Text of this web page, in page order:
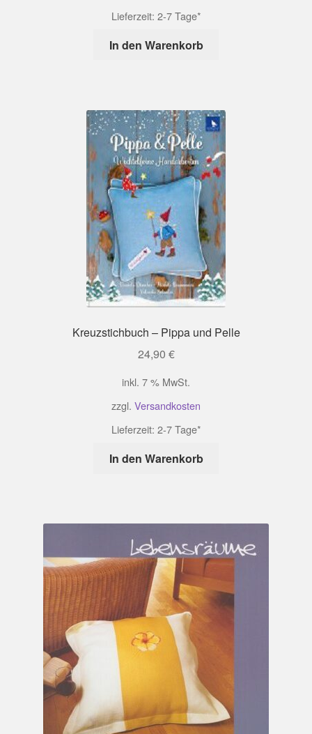
Lieferzeit: 2-7 Tage*
In den Warenkorb
Kreuzstichbuch – Pippa und Pelle
24,90 €
inkl. 7 % MwSt.
zzgl. Versandkosten
Lieferzeit: 2-7 Tage*
In den Warenkorb